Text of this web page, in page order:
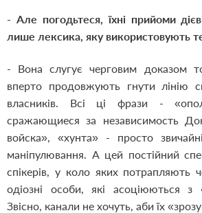
- Але погодьтеся, їхні прийоми
лише лексика, яку використовують
- Вона слугує черговим доказом
вперто продовжують гнути лінію
власників. Всі ці фрази -
сражающиеся за независимость
войска», «хунта» - просто
маніпулювання. А цей постійний
спікерів, у коло яких потрапляють
одіозні особи, які асоціюються
Звісно, канали не хочуть, аби їх